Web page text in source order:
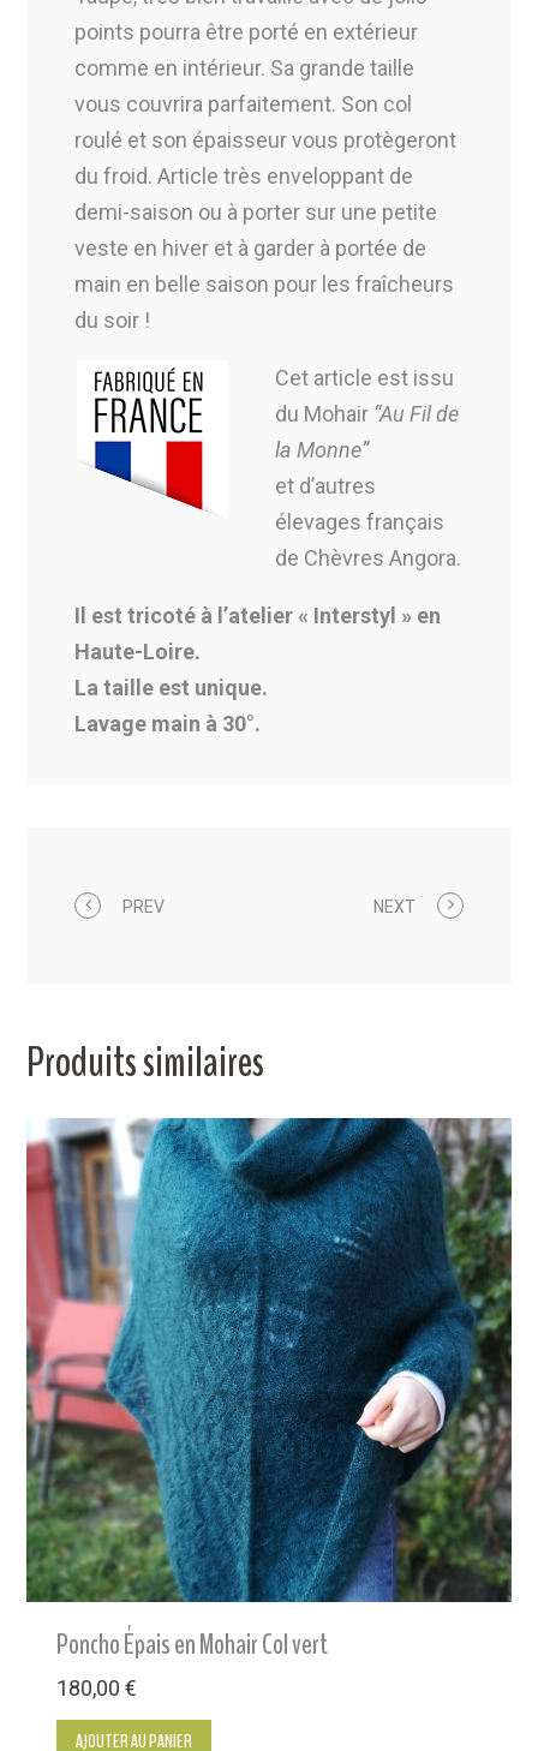
points pourra être porté en extérieur
comme en intérieur. Sa grande taille
vous couvrira parfaitement. Son col
roulé et son épaisseur vous protègeront
du froid. Article très enveloppant de
demi-saison ou à porter sur une petite
veste en hiver et à garder à portée de
main en belle saison pour les fraîcheurs
du soir !
Cet article est issu
du Mohair “Au Fil de
la Monne”
et d’autres
élevages français
de Chèvres Angora.
Il est tricoté à l’atelier « Interstyl » en
Haute-Loire.
La taille est unique.
Lavage main à 30°.
PREV NEXT
Produits similaires
Poncho Épais en Mohair Col vert
180,00€
AJOUTER AU PANIER